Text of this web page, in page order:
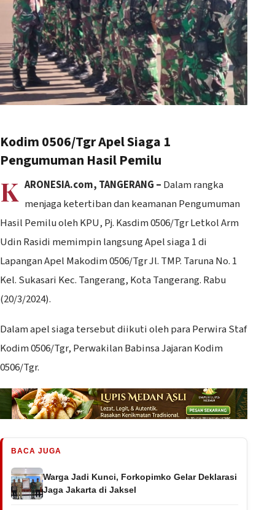
Kodim 0506/Tgr Apel Siaga 1
Pengumuman Hasil Pemilu
K ARONESIA.com, TANGERANG – Dalam rangka
menjaga ketertiban dan keamanan Pengumuman
Hasil Pemilu oleh KPU, Pj. Kasdim 0506/Tgr Letkol Arm
Udin Rasidi memimpin langsung Apel siaga 1 di
Lapangan Apel Makodim 0506/Tgr Jl. TMP. Taruna No. 1
Kel. Sukasari Kec. Tangerang, Kota Tangerang. Rabu
(20/3/2024).
Dalam apel siaga tersebut diikuti oleh para Perwira Staf
Kodim 0506/Tgr, Perwakilan Babinsa Jajaran Kodim
0506/Tgr.
BACA JUGA
Warga Jadi Kunci, Forkopimko Gelar Deklarasi
Jaga Jakarta di Jaksel